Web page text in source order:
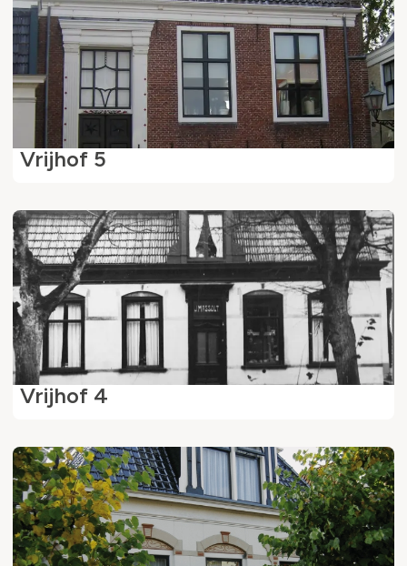
Vrijhof 5
Vrijhof 4